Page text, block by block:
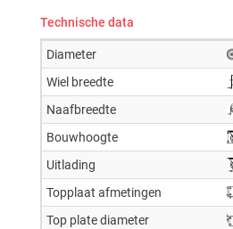
Technische data
Diameter
Wiel breedte
Naafbreedte
Bouwhoogte
Uitlading
Topplaat afmetingen
Top plate diameter